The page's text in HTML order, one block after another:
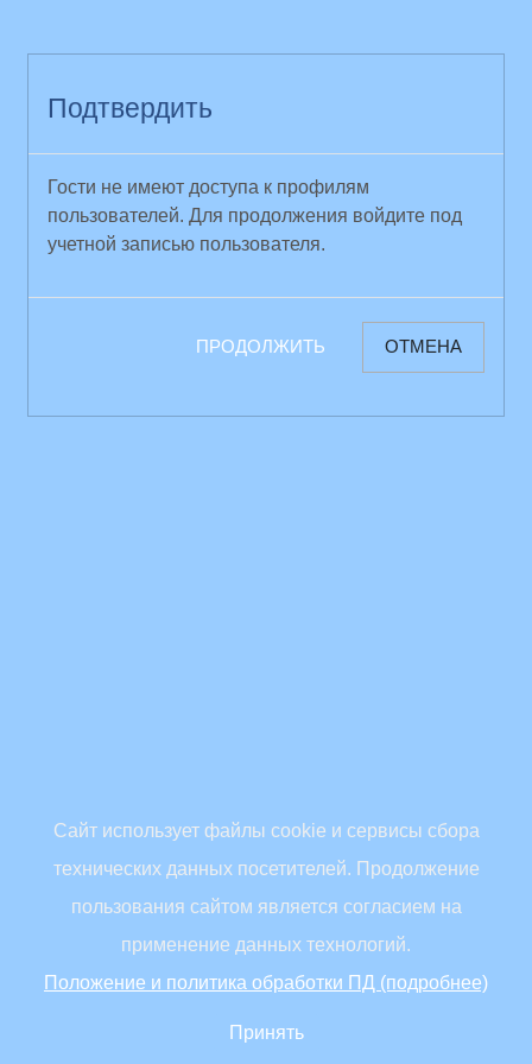
Подтвердить
Гости не имеют доступа к профилям
пользователей. Для продолжения войдите под
учетной записью пользователя.
ПРОДОЛЖИТЬ ОТМЕНА
Сайт использует файлы cookie и сервисы сбора
технических данных посетителей. Продолжение
пользования сайтом является согласием на
применение данных технологий.
Положение и политика обработки ПД (подробнее)
Принять